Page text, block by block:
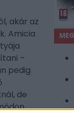
akár az
Amicia
–
pedig
de